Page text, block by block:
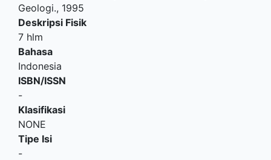
Geologi., 1995
Deskripsi Fisik
7 hlm
Bahasa
Indonesia
ISBN/ISSN
-
Klasifikasi
NONE
Tipe Isi
-